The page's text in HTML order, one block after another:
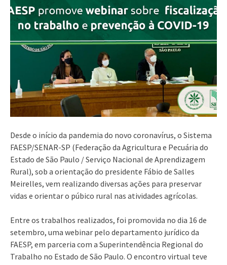
Desde o início da pandemia do novo coronavírus, o Sistema
FAESP/SENAR-SP (Federação da Agricultura e Pecuária do
Estado de São Paulo / Serviço Nacional de Aprendizagem
Rural), sob a orientação do presidente Fábio de Salles
Meirelles, vem realizando diversas ações para preservar
vidas e orientar o púbico rural nas atividades agrícolas.
Entre os trabalhos realizados, foi promovida no dia 16 de
setembro, uma webinar pelo departamento jurídico da
FAESP, em parceria com a Superintendência Regional do
Trabalho no Estado de São Paulo. O encontro virtual teve